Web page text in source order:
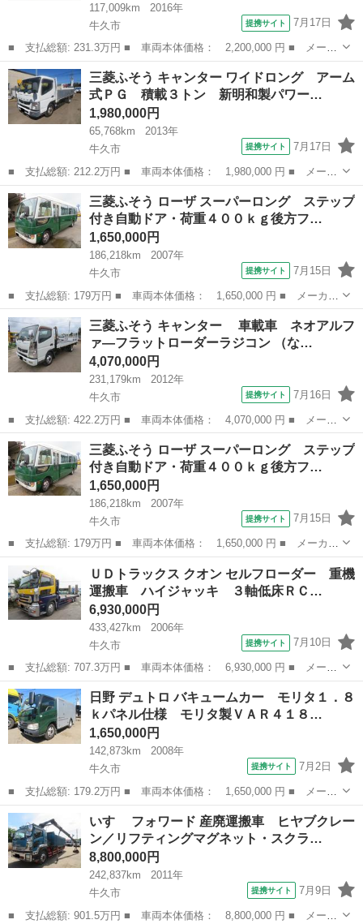
117,009km
2016年
牛久市
提携サイト 7月17日
■ 支払総額: 231.3万円 ■ 車両本体価格： 2,200,000 円 ■ メーカ
ー名： いすゞ ■ 車種名： エルフトラック ■ グレード名： 東
邦車輛 １．８ＫＬ バキュームカー 東邦車輛製ＶＣ２Ｂ型・タン
ク容量１...
茨城 牛久市 その他
三菱ふそう キャンター ワイドロング アーム
式ＰＧ 積載３トン 新明和製パワー…
1,980,000円
65,768km
2013年
牛久市
提携サイト 7月17日
■ 支払総額: 212.2万円 ■ 車両本体価格： 1,980,000 円 ■ メーカ
ー名： 三菱ふそう ■ 車種名： キャンター ■ グレード名： ワ
イドロング アーム式ＰＧ 積載３トン 新明和製パワーゲートＲＡ
０８型・...
茨城 牛久市 その他
三菱ふそう ローザ スーパーロング ステップ
付き自動ドア・荷重４００ｋｇ後方フ…
1,650,000円
186,218km
2007年
牛久市
提携サイト 7月15日
■ 支払総額: 179万円 ■ 車両本体価格： 1,650,000 円 ■ メーカー
名： 三菱ふそう ■ 車種名： ローザ ■ グレード名： スーパー
ロング ステップ付き自動ドア・荷重４００ｋｇ後方フルオートゲー
ト ■ 排...
茨城 牛久市 その他
三菱ふそう キャンター 車載車 ネオアルフ
ァ―フラットローダーラジコン （な…
4,070,000円
231,179km
2012年
牛久市
提携サイト 7月16日
■ 支払総額: 422.2万円 ■ 車両本体価格： 4,070,000 円 ■ メーカ
ー名： 三菱ふそう ■ 車種名： キャンター ■ グレード名：
車載車 ネオアルファ―フラットローダーラジコン ■ 排気量：
3000...
茨城 牛久市 その他
三菱ふそう ローザ スーパーロング ステップ
付き自動ドア・荷重４００ｋｇ後方フ…
1,650,000円
186,218km
2007年
牛久市
提携サイト 7月15日
■ 支払総額: 179万円 ■ 車両本体価格： 1,650,000 円 ■ メーカー
名： 三菱ふそう ■ 車種名： ローザ ■ グレード名： スーパー
ロング ステップ付き自動ドア・荷重４００ｋｇ後方フルオートゲー
ト ■ 排...
茨城 その他
ＵＤトラックス クオン セルフローダー 重機
運搬車 ハイジャッキ ３軸低床ＲＣ…
6,930,000円
433,427km
2006年
牛久市
提携サイト 7月10日
■ 支払総額: 707.3万円 ■ 車両本体価格： 6,930,000 円 ■ メーカ
ー名： ＵＤトラックス ■ 車種名： クオン ■ グレード名： セ
ルフローダー 重機運搬車 ハイジャッキ ３軸低床ＲＣ付 重機運
搬車 自...
茨城 牛久市 その他
日野 デュトロ バキュームカー モリタ１．８
ｋパネル仕様 モリタ製ＶＡＲ４１８…
1,650,000円
142,873km
2008年
牛久市
提携サイト 7月2日
■ 支払総額: 179.2万円 ■ 車両本体価格： 1,650,000 円 ■ メーカ
ー名： 日野 ■ 車種名： デュトロ ■ グレード名： バキューム
カー モリタ１．８ｋパネル仕様 モリタ製ＶＡＲ４１８Ａ型・タン
ク容量１...
茨城 その他
いすゞ フォワード 産廃運搬車 ヒヤブクレー
ン／リフティングマグネット・スクラ…
8,800,000円
242,837km
2011年
牛久市
提携サイト 7月9日
■ 支払総額: 901.5万円 ■ 車両本体価格： 8,800,000 円 ■ メーカ